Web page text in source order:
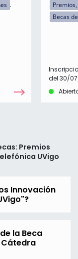
Becas
del 30/
Premios
UVigo
Innovación
la Beca
Cátedra